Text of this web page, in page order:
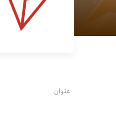
عنوان